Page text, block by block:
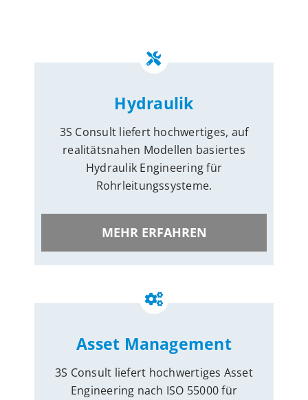
Hydraulik
3S Consult liefert hochwertiges, auf
realitätsnahen Modellen basiertes
Hydraulik Engineering für
Rohrleitungssysteme.
MEHR ERFAHREN
Asset Management
3S Consult liefert hochwertiges Asset
Engineering nach ISO 55000 für